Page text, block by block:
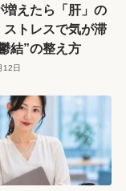
増えたら「肝」の
ストレスで気が滞
結”の整え方
12日